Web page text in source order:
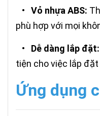
• Vỏ nhựa ABS:
phù hợp với mọi
• Dễ dàng lắp đặt:
tiện cho việc lắp
Ứng dụng